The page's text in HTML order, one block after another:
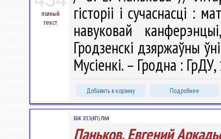
полный
текст
гісторіі і сучаснасці :
навуковай
Гродзенскi дзяржаўны
Мусіенкі. – Гродна :
Добавить в корзину Подробнее
ББК 83.3(4П)Л64
Паньков, Евгений